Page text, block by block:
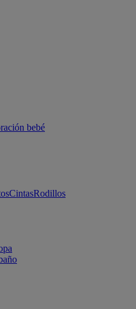
bebé
CintasRodillos